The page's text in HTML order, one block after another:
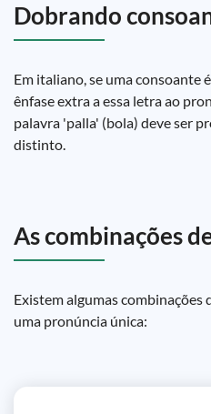
Dobrando
Em italiano, se uma consoante
ênfase extra a essa letra ao
palavra 'palla' (bola) deve ser
distinto.
As combinações
Existem algumas
uma pronúncia única: